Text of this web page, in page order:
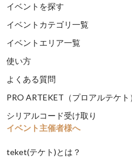
イベントを探す
イベントカテゴリ一覧
イベントエリア一覧
使い方
よくある質問
PRO ARTEKET（プロアルテケト
シリアルコード受け取り
イベント主催者様へ
teket(テケト)とは？